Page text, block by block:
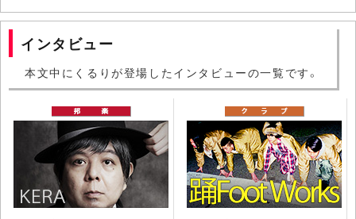
インタビュー
本文中にくるりが登場したインタビューの一覧です。